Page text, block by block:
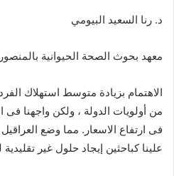
د. رنا السعيد البيومي
معهد بحوث الصحة الحيوانية
الاهتمام بزيادة متوسط استهلاك
من أولويات الدولة ، ولكن واجهنا فى
فى ارتفاع الاسعار. مما وضع
علينا كباحثين إيجاد حلول غير تقليدية